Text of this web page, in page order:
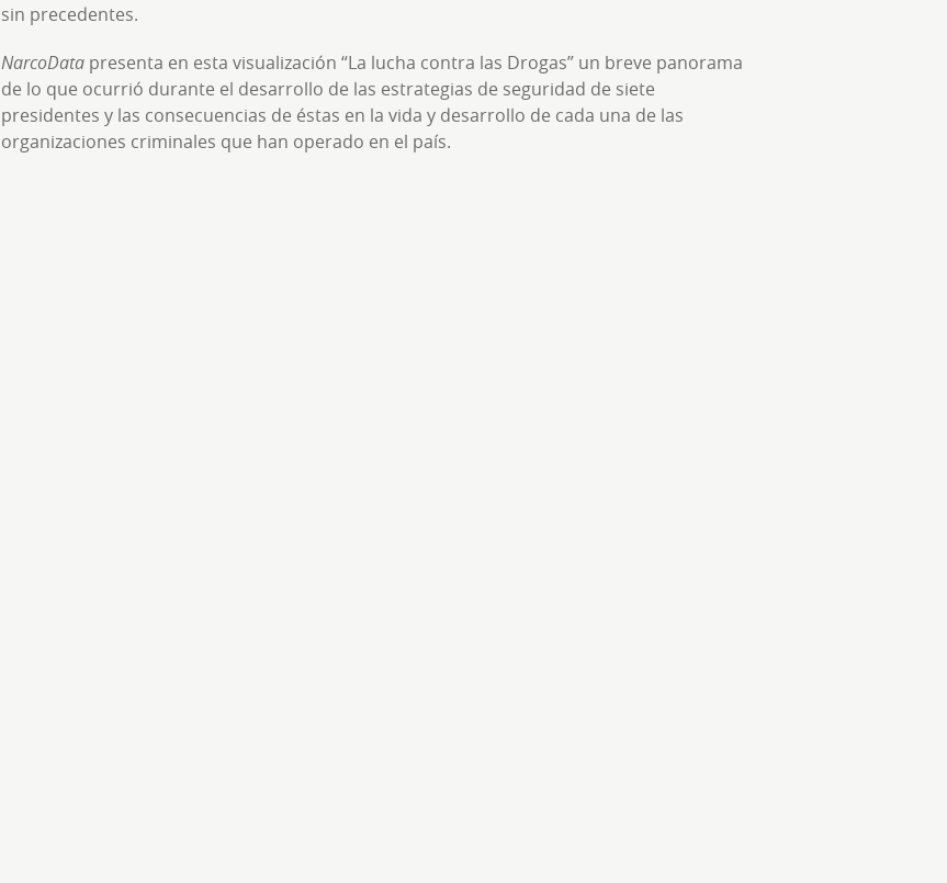
sin precedentes.
NarcoData presenta en esta visualización “La lucha contra las Drogas” un breve panorama
de lo que ocurrió durante el desarrollo de las estrategias de seguridad de siete
presidentes y las consecuencias de éstas en la vida y desarrollo de cada una de las
organizaciones criminales que han operado en el país.